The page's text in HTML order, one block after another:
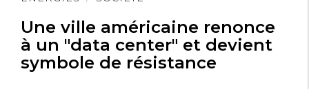
Une ville américaine renonce
à un "data center" et devient
symbole de résistance